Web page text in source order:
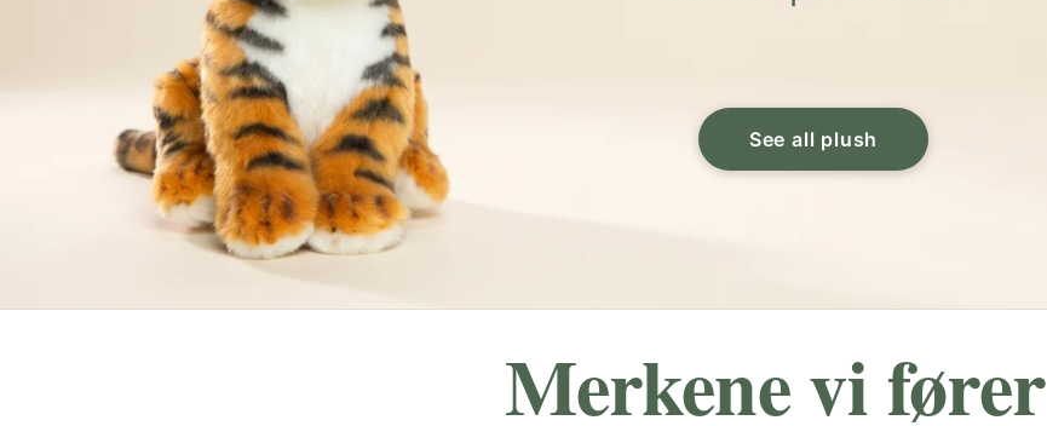
See all plush
Merkene vi fører